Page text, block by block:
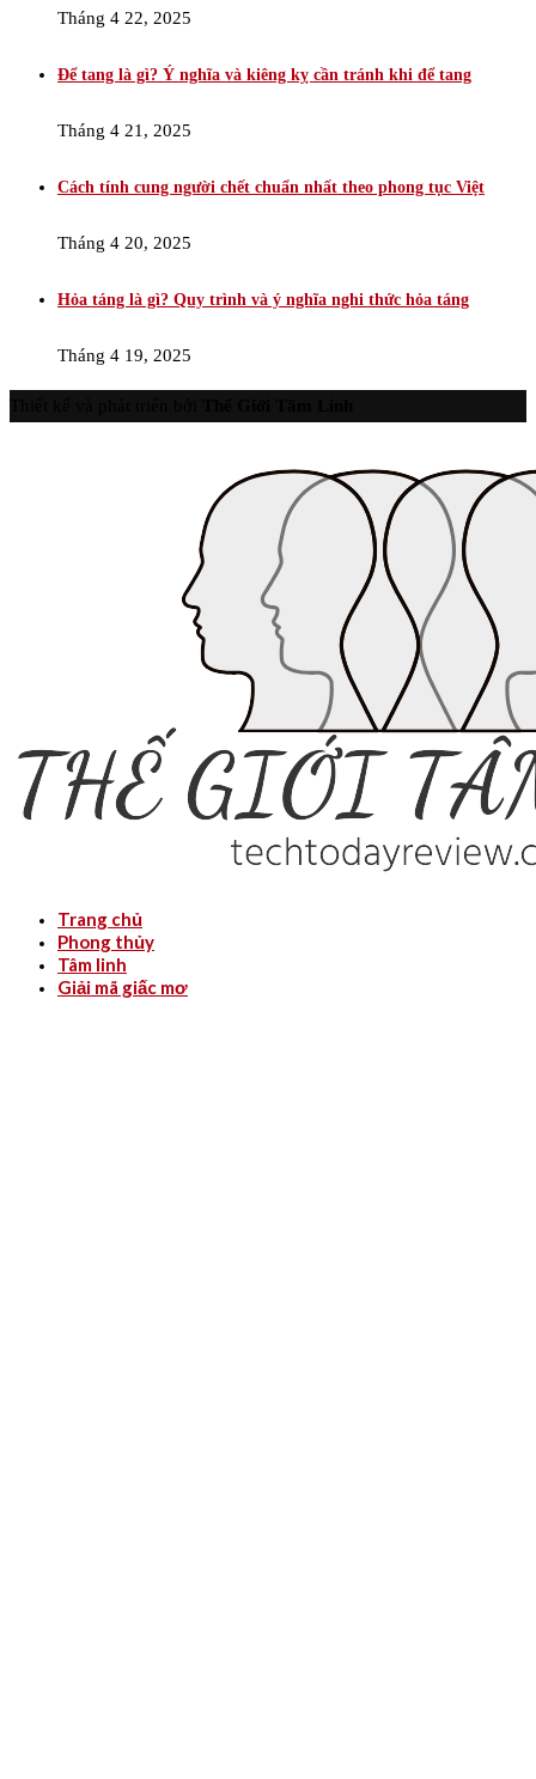
Tháng 4 22, 2025
Để tang là gì? Ý nghĩa và kiêng kỵ cần tránh khi để tang
Tháng 4 21, 2025
Cách tính cung người chết chuẩn nhất theo phong tục Việt
Tháng 4 20, 2025
Hỏa táng là gì? Quy trình và ý nghĩa nghi thức hỏa táng
Tháng 4 19, 2025
Trang chủ
Phong thủy
Tâm linh
Giải mã giấc mơ